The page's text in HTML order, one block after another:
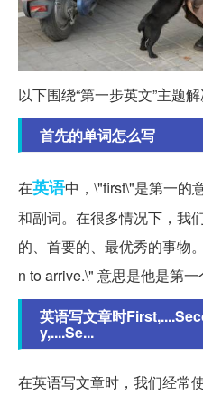
以下围绕“第一步英文”主题
首先的单词怎么写
在英语中，\"first\"是第一的
和副词。在很多情况下，我
的、首要的、最优秀的事物
n to arrive.\" 意思是他是第一
英语写文章时
y,....Se...
在英语写文章时，我们经常